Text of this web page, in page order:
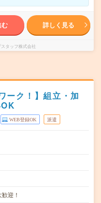
む 詳しく見る
タッフ株式会社
ーク！】組立・加
WEB登録OK 派遣
迎！